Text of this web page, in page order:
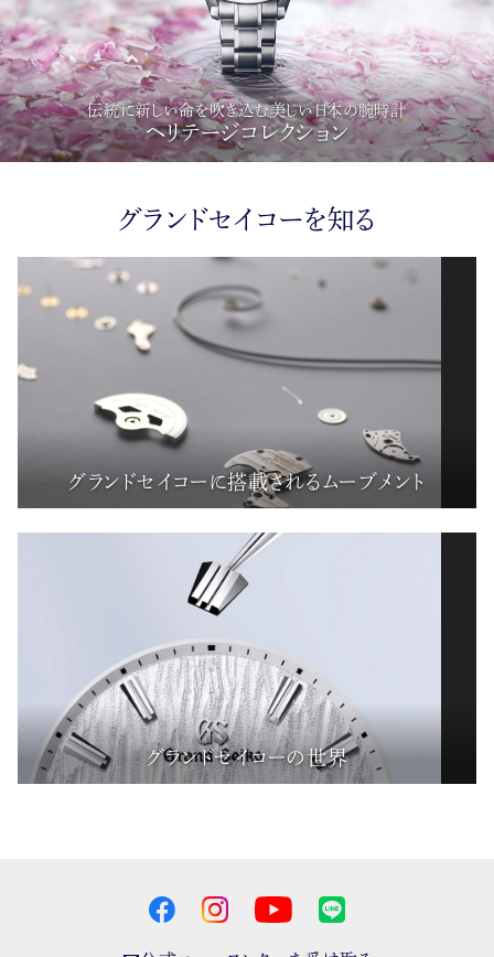
伝統に新しい命を吹き込む美しい日本の腕時計
ヘリテージコレクション
グランドセイコーを知る
グランドセイコーに搭載されるムーブメント
グランドセイコーの世界